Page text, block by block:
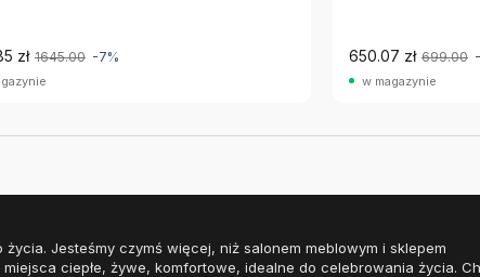
zł 1645.00 -7% 650.07 zł 699.00
w magazynie
Jesteśmy czymś więcej, niż salonem meblowym i sklepem
ciepłe, żywe, komfortowe, idealne do celebrowania życia.